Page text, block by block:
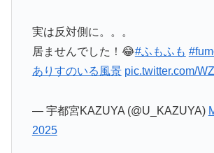
実は反対側に。。。
居ませんでした！😂#ふもふも
ありすのいる風景 pic.twitter.com/
— 宇都宮KAZUYA (@U_KAZUYA)
2025